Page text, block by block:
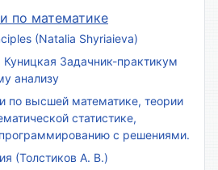
по математике
(Natalia Shyriaieva)
Задачник-практикум
анализу
по высшей математике, теории
статистике,
с решениями.
(Толстиков А. В.)